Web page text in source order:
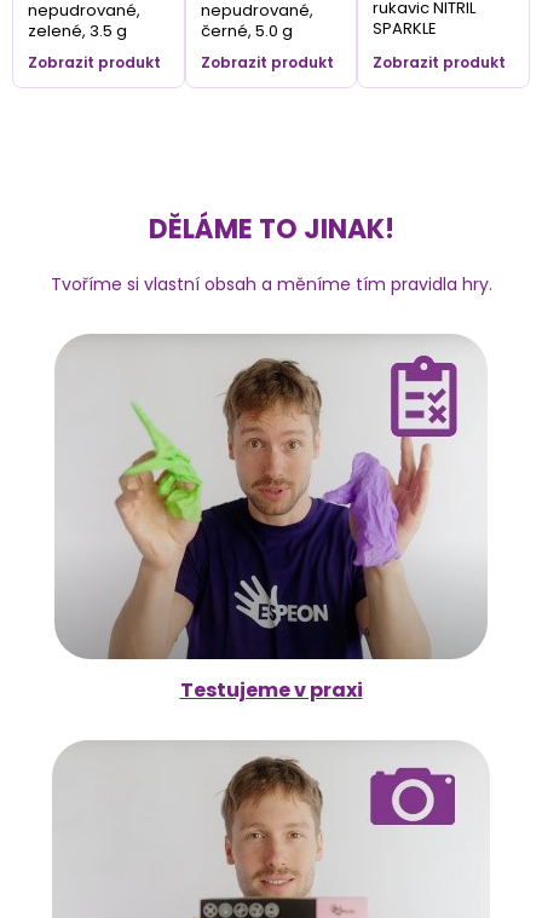
nepudrované,
zelené, 3.5 g
Zobrazit produkt
nepudrované,
černé, 5.0 g
Zobrazit produkt
rukavic NITRIL
SPARKLE
Zobrazit produkt
DĚLÁME TO JINAK!
Tvoříme si vlastní obsah a měníme tím pravidla hry.
Testujeme v praxi